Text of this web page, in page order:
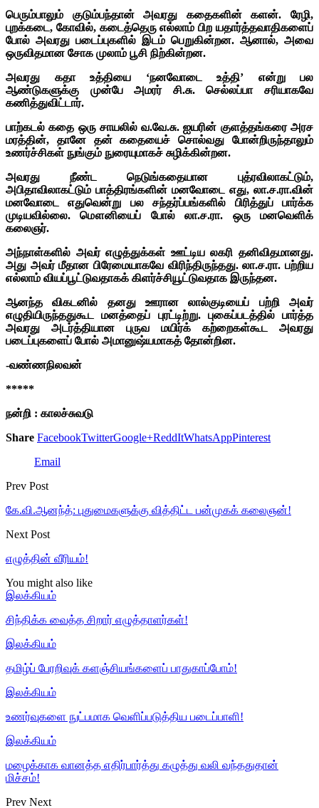
பெரும்பாலும் குடும்பந்தான் அவரது கதைகளின் களன். ரேழி,
புறக்கடை, கோவில், கடைத்தெரு எல்லாம் பிற யதார்த்தவாதிகளைப்
போல் அவரது படைப்புகளில் இடம் பெறுகின்றன. ஆனால், அவை
ஒருவிதமான சோக முலாம் பூசி நிற்கின்றன.
அவரது கதா உத்தியை ‘நனவோடை உத்தி’ என்று பல
ஆண்டுகளுக்கு முன்பே அமரர் சி.சு. செல்லப்பா சரியாகவே
கணித்துவிட்டார்.
பாற்கடல் கதை ஒரு சாயலில் வ.வே.சு. ஐயரின் குளத்தங்கரை அரச
மரத்தின், தானே தன் கதையைச் சொல்வது போன்றிருந்தாலும்
உணர்ச்சிகள் நுங்கும் நுரையுமாகச் சுழிக்கின்றன.
அவரது நீண்ட நெடுங்கதையான புத்ரவிலாகட்டும்,
அபிதாவிலாகட்டும் பாத்திரங்களின் மனவோடை எது, லா.ச.ரா.வின்
மனவோடை எதுவென்று பல சந்தர்ப்பங்களில் பிரித்துப் பார்க்க
முடியவில்லை. மௌனியைப் போல் லா.ச.ரா. ஒரு மனவெளிக்
கலைஞர்.
அந்நாள்களில் அவர் எழுத்துக்கள் ஊட்டிய லகரி தனிவிதமானது.
அது அவர் மீதான பிரேமையாகவே விரிந்திருந்தது. லா.ச.ரா. பற்றிய
எல்லாம் வியப்பூட்டுவதாகக் கிளர்ச்சியூட்டுவதாக இருந்தன.
ஆனந்த விகடனில் தனது ஊரான லால்குடியைப் பற்றி அவர்
எழுதியிருந்ததுகூட மனத்தைப் புரட்டிற்று. புகைப்படத்தில் பார்த்த
அவரது அடர்த்தியான புருவ மயிர்க் கற்றைகள்கூட அவரது
படைப்புகளைப் போல் அமானுஷ்யமாகத் தோன்றின.
-வண்ணநிலவன்
*****
நன்றி : காலச்சுவடு
Share FacebookTwitterGoogle+ReddItWhatsAppPinterest
Email
Prev Post
கே.வி.ஆனந்த்: புதுமைகளுக்கு வித்திட்ட பன்முகக் கலைஞன்!
Next Post
எழுத்தின் வீரியம்!
You might also like
இலக்கியம்
சிந்திக்க வைத்த சிறார் எழுத்தாளர்கள்!
இலக்கியம்
தமிழ்ப் பேரறிவுக் களஞ்சியங்களைப் பாதுகாப்போம்!
இலக்கியம்
உணர்வுகளை நுட்பமாக வெளிப்படுத்திய படைப்பாளி!
இலக்கியம்
மழைக்காக வானத்த எதிர்பார்த்து கழுத்து வலி வந்ததுதான்
மிச்சம்!
Prev Next